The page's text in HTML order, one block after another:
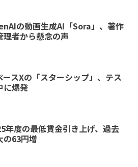
の動画生成AI「Sora」、著作
理者から懸念の声
ースXの「スターシップ」、テス
に爆発
年度の最低賃金引き上げ、過去
の63円増